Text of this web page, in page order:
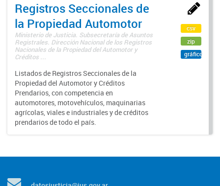
Registros Seccionales de
la Propiedad Automotor
Ministerio de Justicia. Subsecretaría de Asuntos
Registrales. Dirección Nacional de los Registros
Nacionales de la Propiedad del Automotor y
Créditos ...
Listados de Registros Seccionales de la
Propiedad del Automotor y Créditos
Prendarios, con competencia en
automotores, motovehículos, maquinarias
agrícolas, viales e industriales y de créditos
prendarios de todo el país.
csv
zip
gráfico